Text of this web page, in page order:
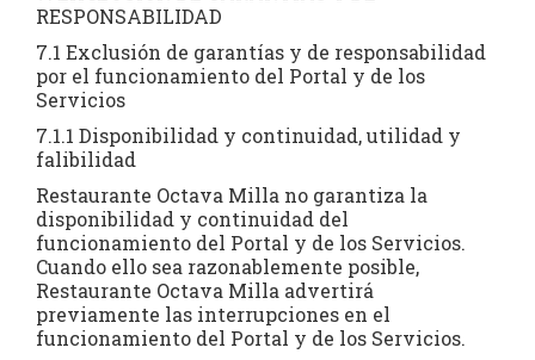
RESPONSABILIDAD
7.1 Exclusión de garantías y de responsabilidad
por el funcionamiento del Portal y de los
Servicios
7.1.1 Disponibilidad y continuidad, utilidad y
falibilidad
Restaurante Octava Milla no garantiza la
disponibilidad y continuidad del
funcionamiento del Portal y de los Servicios.
Cuando ello sea razonablemente posible,
Restaurante Octava Milla advertirá
previamente las interrupciones en el
funcionamiento del Portal y de los Servicios.